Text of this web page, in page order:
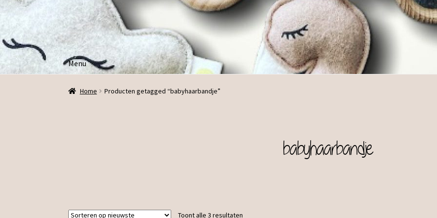
Ga
door
naar
navigatie
Ga
direct
naar
de
inhoud
Menu
Home Producten getagged “babyhaarbandje”
babyhaarbandje
Toont alle 3 resultaten